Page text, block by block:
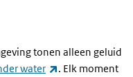
tonen alleen geluid
water (externe link)
. Elk moment